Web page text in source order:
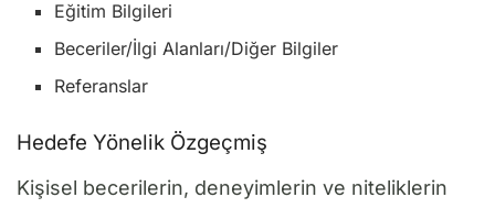
Eğitim Bilgileri
Beceriler/İlgi Alanları/Diğer Bilgiler
Referanslar
Hedefe Yönelik Özgeçmiş
Kişisel becerilerin, deneyimlerin ve niteliklerin